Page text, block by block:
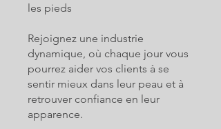
les pieds
Rejoignez une industrie
dynamique, où chaque jour vous
pourrez aider vos clients à se
sentir mieux dans leur peau et à
retrouver confiance en leur
apparence.